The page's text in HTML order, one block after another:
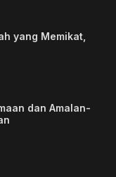
yang Memikat,
dan Amalan-